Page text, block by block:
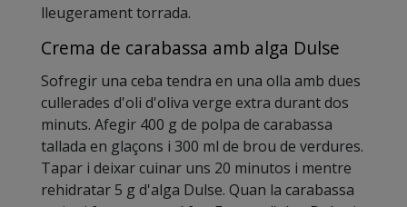
lleugerament torrada.
Crema de carabassa amb alga Dulse
Sofregir una ceba tendra en una olla amb dues
cullerades d'oli d'oliva verge extra durant dos
minuts. Afegir 400 g de polpa de carabassa
tallada en glaçons i 300 ml de brou de verdures.
Tapar i deixar cuinar uns 20 minutos i mentre
rehidratar 5 g d'alga Dulse. Quan la carabassa